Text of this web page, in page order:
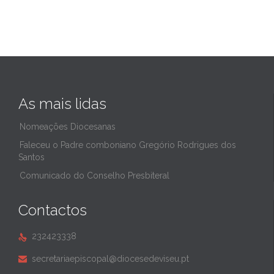
As mais lidas
Nomeações Diocesanas
Faleceu o Padre comboniano Gregório Rodrigues dos
Santos
Comunicado do Conselho Presbiteral
Contactos
 232423338
 secretariaepiscopal@diocesedeviseu.pt